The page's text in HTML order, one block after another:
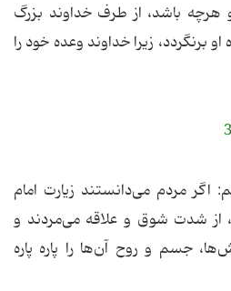
باشد، از طرف خداوند بزرگ
او برنگردد، زیرا خداوند وعده خود را
اگر مردم می‌دانستند زیارت امام
از شدت شوق و علاقه می‌مردند و
جسم و روح آن‌ها را پاره پاره